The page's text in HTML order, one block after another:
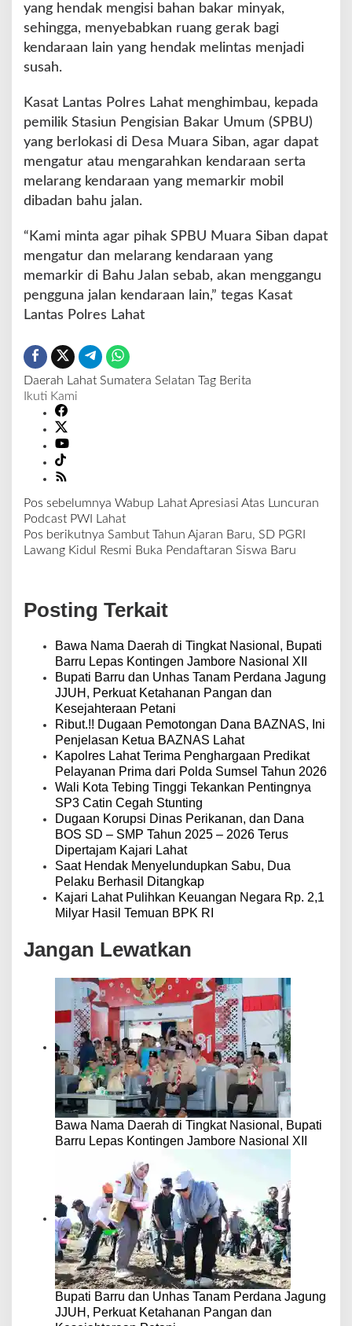
yang hendak mengisi bahan bakar minyak,
sehingga, menyebabkan ruang gerak bagi
kendaraan lain yang hendak melintas menjadi
susah.
Kasat Lantas Polres Lahat menghimbau, kepada
pemilik Stasiun Pengisian Bakar Umum (SPBU)
yang berlokasi di Desa Muara Siban, agar dapat
mengatur atau mengarahkan kendaraan serta
melarang kendaraan yang memarkir mobil
dibadan bahu jalan.
“Kami minta agar pihak SPBU Muara Siban dapat
mengatur dan melarang kendaraan yang
memarkir di Bahu Jalan sebab, akan menggangu
pengguna jalan kendaraan lain,” tegas Kasat
Lantas Polres Lahat
Daerah Lahat Sumatera Selatan Tag Berita
Ikuti Kami
N
a
v
a
s
Pos sebelumnya Wabup Lahat Apresiasi Atas Luncuran
Podcast PWI Lahat
Pos berikutnya Sambut Tahun Ajaran Baru, SD PGRI
Lawang Kidul Resmi Buka Pendaftaran Siswa Baru
Posting Terkait
Bawa Nama Daerah di Tingkat Nasional, Bupati
Barru Lepas Kontingen Jambore Nasional XII
Bupati Barru dan Unhas Tanam Perdana Jagung
JJUH, Perkuat Ketahanan Pangan dan
Kesejahteraan Petani
Ribut.!! Dugaan Pemotongan Dana BAZNAS, Ini
Penjelasan Ketua BAZNAS Lahat
Kapolres Lahat Terima Penghargaan Predikat
Pelayanan Prima dari Polda Sumsel Tahun 2026
Wali Kota Tebing Tinggi Tekankan Pentingnya
SP3 Catin Cegah Stunting
Dugaan Korupsi Dinas Perikanan, dan Dana
BOS SD – SMP Tahun 2025 – 2026 Terus
Dipertajam Kajari Lahat
Saat Hendak Menyelundupkan Sabu, Dua
Pelaku Berhasil Ditangkap
Kajari Lahat Pulihkan Keuangan Negara Rp. 2,1
Milyar Hasil Temuan BPK RI
Jangan Lewatkan
Bawa Nama Daerah di Tingkat Nasional, Bupati
Barru Lepas Kontingen Jambore Nasional XII
Bupati Barru dan Unhas Tanam Perdana Jagung
JJUH, Perkuat Ketahanan Pangan dan